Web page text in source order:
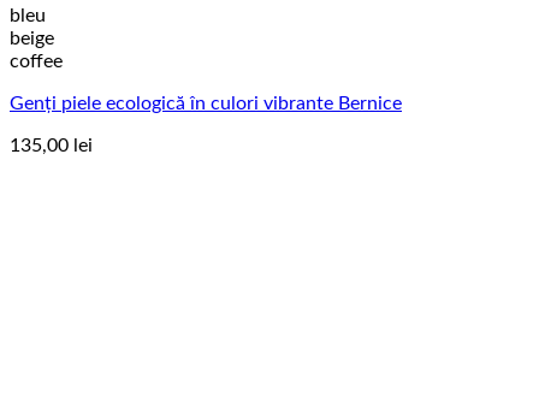
pot
fi
alese
pagina
bleu
beige
coffee
Genți piele ecologică în culori vibrante Bernice
135,00 lei